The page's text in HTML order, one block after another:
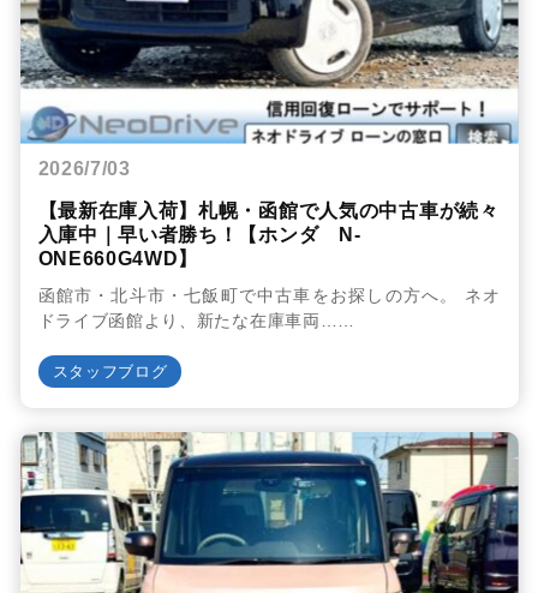
2026/7/03
【最新在庫入荷】札幌・函館で人気の中古車が続々
入庫中｜早い者勝ち！【ホンダ N-
ONE660G4WD】
函館市・北斗市・七飯町で中古車をお探しの方へ。 ネオ
ドライブ函館より、新たな在庫車両……
スタッフブログ